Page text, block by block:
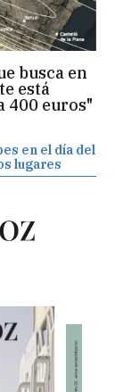
busca en
está
400 euros"
en el día del
lugares